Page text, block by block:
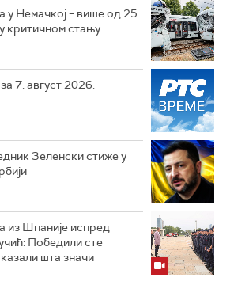
у Немачкој – више од 25
критичном стању
7. август 2026.
Зеленски стиже у
из Шпаније испред
Победили сте
шта значи